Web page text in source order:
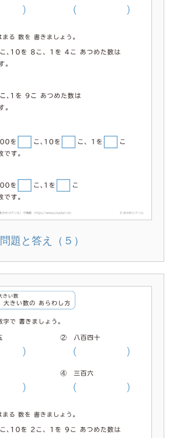
問題と答え（５）